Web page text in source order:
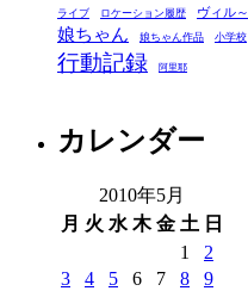
ライブ ロケーション履歴 ヴィル～
娘ちゃん 娘ちゃん作品 小学校
行動記録 阿里耶
カレンダー
2010年5月
月 火 水 木 金 土 日
1
2
3
4 5 6 7 8
9